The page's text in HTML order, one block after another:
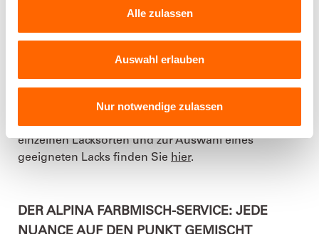
Alle zulassen
Auswahl erlauben
Nur notwendige zulassen
kann ein Schaukelpferd, das wieder einen neuen,
Generationen Freude bereiten.
zudem besondersgeruchsarmund können
problemlos in der Wohnung verarbeitet werden.
Weitere Informationen zum Unterschied zwischen
einzelnen Lacksorten und zur Auswahl eines
geeigneten Lacks finden Sie hier.
DER ALPINA FARBMISCH-SERVICE: JEDE